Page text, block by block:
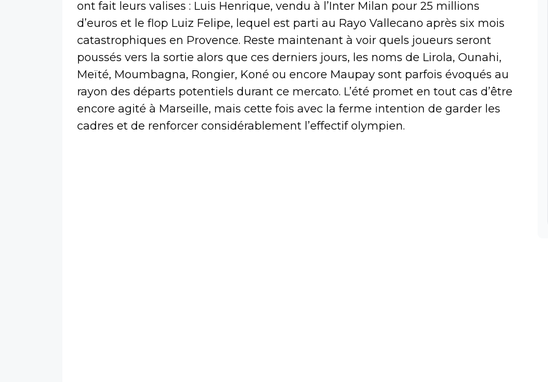
ont fait leurs valises : Luis Henrique, vendu à l’Inter Milan pour 25 millions
d’euros et le flop Luiz Felipe, lequel est parti au Rayo Vallecano après six mois
catastrophiques en Provence. Reste maintenant à voir quels joueurs seront
poussés vers la sortie alors que ces derniers jours, les noms de Lirola, Ounahi,
Meïté, Moumbagna, Rongier, Koné ou encore Maupay sont parfois évoqués au
rayon des départs potentiels durant ce mercato. L’été promet en tout cas d’être
encore agité à Marseille, mais cette fois avec la ferme intention de garder les
cadres et de renforcer considérablement l’effectif olympien.